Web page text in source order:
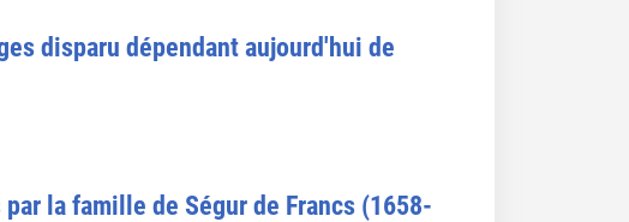
disparu dépendant aujourd'hui de
la famille de Ségur de Francs (1658-